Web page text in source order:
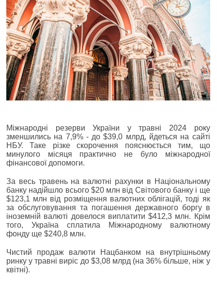
Міжнародні резерви України у травні 2024 року
зменшились на 7,9% - до $39,0 млрд, йдеться на сайті
НБУ. Таке різке скорочення пояснюється тим, що
минулого місяця практично не було міжнародної
фінансової допомоги.
За весь травень на валютні рахунки в Національному
банку надійшло всього $20 млн від Світового банку і ще
$123,1 млн від розміщення валютних облігацій, тоді як
за обслуговування та погашення державного боргу в
іноземній валюті довелося виплатити $412,3 млн. Крім
того, Україна сплатила Міжнародному валютному
фонду ще $240,8 млн.
Чистий продаж валюти Нацбанком на внутрішньому
ринку у травні виріс до $3,08 млрд (на 36% більше, ніж у
квітні).